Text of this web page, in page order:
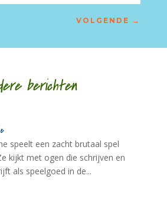
VOLGENDE →
berichten
speelt een zacht brutaal spel
kijkt met ogen die schrijven en
als speelgoed in de...